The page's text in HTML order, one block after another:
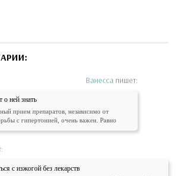
Ванесса пишет:
о ней знать
прием препаратов, независимо от
с гипертонией, очень важен. Равно
с изжогой без лекарств